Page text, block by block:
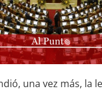
una vez más, la